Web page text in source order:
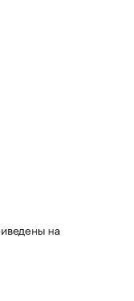
на